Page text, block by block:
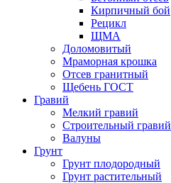
Кирпичный бой
Рецикл
ЩМА
Доломовитый
Мраморная крошка
Отсев гранитный
Щебень ГОСТ
Гравий
Мелкий гравий
Строительный гравий
Валуны
Грунт
Грунт плодородный
Грунт растительный